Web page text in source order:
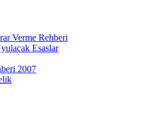
Verme Rehberi
Esaslar
2007